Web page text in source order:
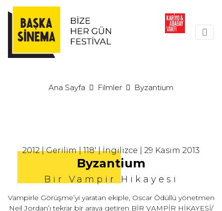
Ana Sayfa Filmler Byzantium
2012 | Gerilim | 118' | İngilizce | 29 Kasım 2013
Byzantium
Bir Vampir Hikayesi
Vampirle Görüşme’yi yaratan ekiple, Oscar Ödüllü yönetmen
Neil Jordan’ı tekrar bir araya getiren BİR VAMPİR HİKAYESİ/